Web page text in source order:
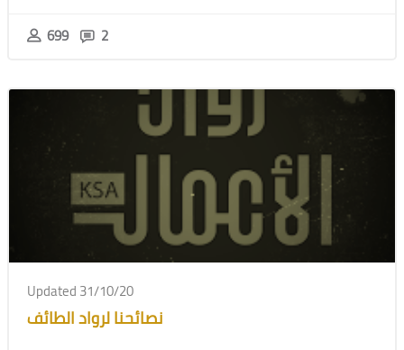
699 2
Updated 31/10/20
نصائحنا لرواد الطائف